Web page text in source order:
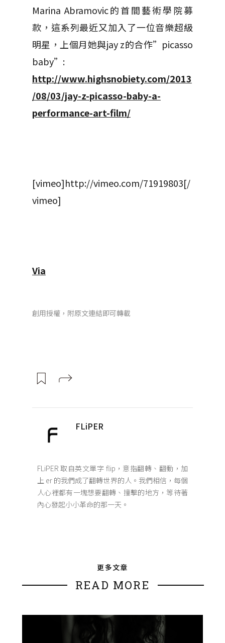
Marina Abramovic的首間藝術學院募
款，這系列最近又加入了一位音樂超級
明星，上個月她與jay z的合作”picasso
baby”:
http://www.highsnobiety.com/2013
/08/03/jay-z-picasso-baby-a-
performance-art-film/
[vimeo]http://vimeo.com/71919803[/
vimeo]
Via
創用授權，附原文連結即可轉載
FLiPER
FLiPER 取自英文單字 flip，意指翻轉、翻動，加
上 er 的我們成了翻轉世界的人。我們相信，每個
人心裡都有一塊想要翻轉、撞擊的地方，等待著
內心發起小小革命的那一天。
更多文章
READ MORE